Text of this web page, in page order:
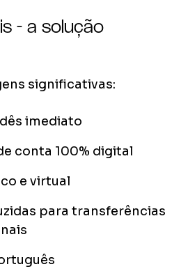
- a solução
significativas:
imediato
conta 100% digital
e virtual
para transferências